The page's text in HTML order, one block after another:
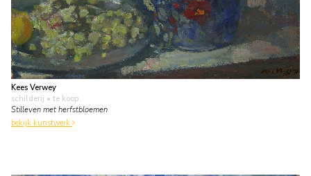
Kees Verwey
schilderij • te koop
Stilleven met herfstbloemen
bekijk kunstwerk